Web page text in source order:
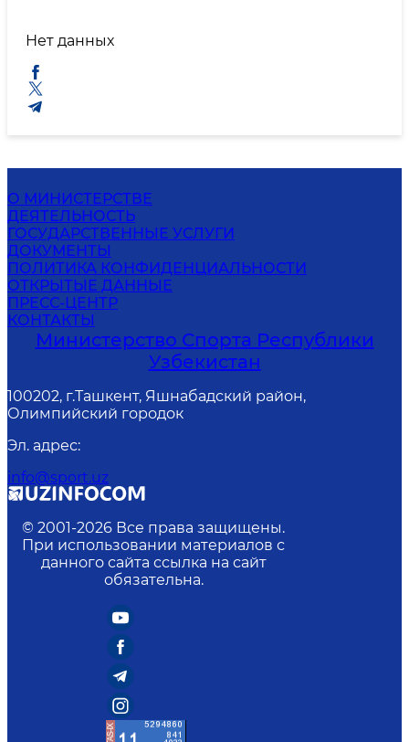
Нет данных
О МИНИСТЕРСТВЕ
ДЕЯТЕЛЬНОСТЬ
ГОСУДАРСТВЕННЫЕ УСЛУГИ
ДОКУМЕНТЫ
ПОЛИТИКА КОНФИДЕНЦИАЛЬНОСТИ
ОТКРЫТЫЕ ДАННЫЕ
ПРЕСС-ЦЕНТР
КОНТАКТЫ
Министерство Спорта Республики
Узбекистан
100202, г.Ташкент, Яшнабадский район,
Олимпийский городок
Эл. адрес:
info@sport.uz
© 2001-2026 Все права защищены.
При использовании материалов с
данного сайта ссылка на сайт
обязательна.